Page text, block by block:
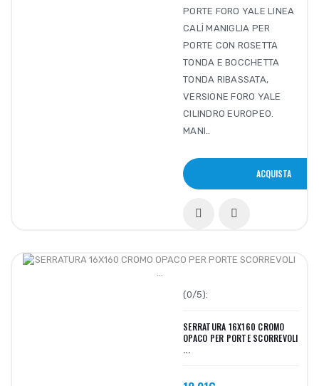
PORTE FORO YALE LINEA
CALÌ MANIGLIA PER
PORTE CON ROSETTA
TONDA E BOCCHETTA
TONDA RIBASSATA,
VERSIONE FORO YALE
CILINDRO EUROPEO.
MANI..
ACQUISTA
(0/5):
SERRATURA 16X160 CROMO
OPACO PER PORTE SCORREVOLI
...